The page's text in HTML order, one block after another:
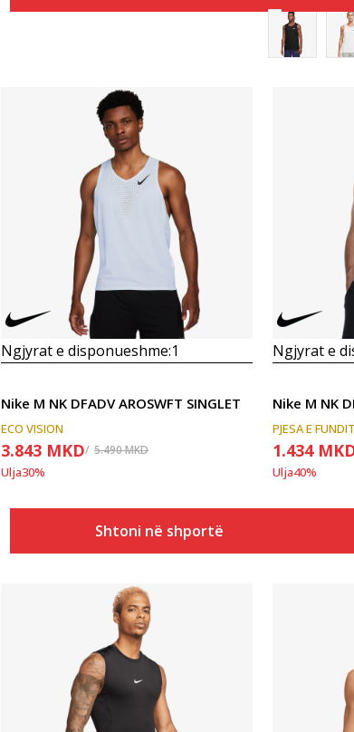
Krahasoni
Ngjyrat e disponueshme:1
Nike M NK DFADV AROSWFT SINGLET
ECO VISION
3.843 MKD 5.490MKD
Ulja30%
Shtoni në shportë
Ngjyrat e
Nike M NK
PJESA E FUNDIT
1.434
Ulja40%
Krahasoni